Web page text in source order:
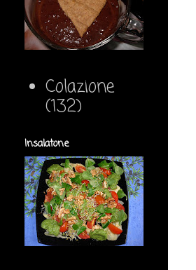
Colazione
(132)
Insalatone